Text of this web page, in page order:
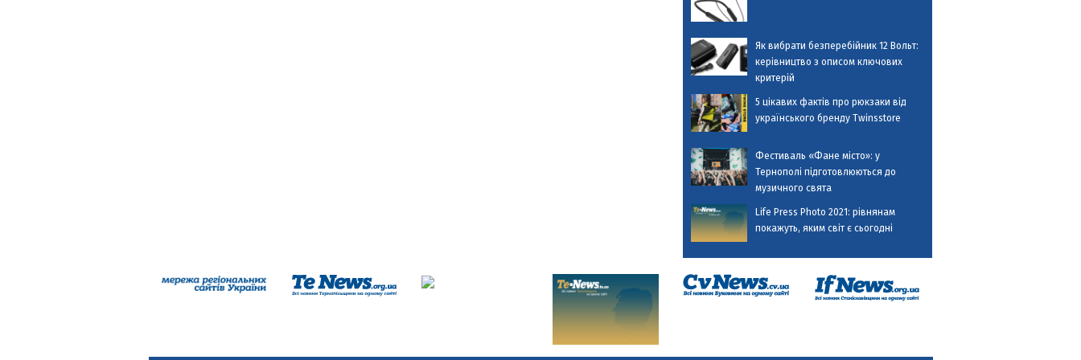
Як вибрати безперебійник 12 Вольт:
керівництво з описом ключових
критерій
5 цікавих фактів про рюкзаки від
українського бренду Twinsstore
Фестиваль «Фане місто»: у
Тернополі підготовлюються до
музичного свята
Life Press Photo 2021: рівнянам
покажуть, яким світ є сьогодні